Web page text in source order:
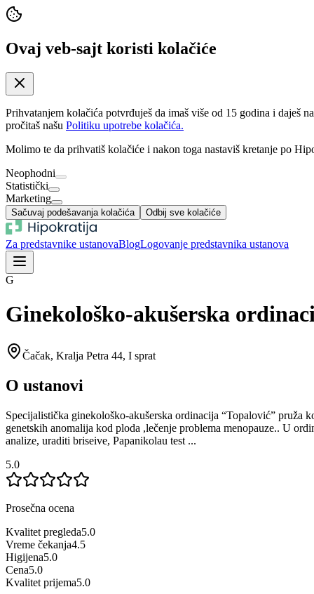
Ovaj veb-sajt koristi kolačiće
Prihvatanjem kolačića potvrđuješ da imaš više od 15 godina i daješ
pročitaš našu Politiku upotrebe kolačića.
Molimo te da prihvatiš kolačiće i nakon toga nastaviš kretanje po
Neophodni
Statistički
Marketing
Sačuvaj podešavanja kolačića Odbij sve kolačiće
Za predstavnike ustanovaBlogLogovanje predstavnika ustanova
G
Ginekološko-akušerska
Čačak, Kralja Petra 44, I sprat
O ustanovi
Specijalistička ginekološko-akušerska ordinacija “Topalović” pruža
genetskih anomalija kod ploda ,lečenje problema menopauze.. U
analize, uraditi briseive, Papanikolau test ...
5.0
Prosečna ocena
Kvalitet pregleda5.0
Vreme čekanja4.5
Higijena5.0
Cena5.0
Kvalitet prijema5.0